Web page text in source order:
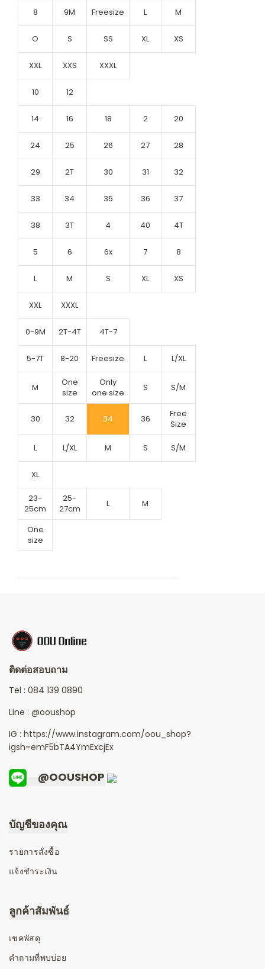
8 9M Freesize L M
O S SS XL XS
XXL XXS XXXL
10 12
14 16 18 2 20
24 25 26 27 28
29 2T 30 31 32
33 34 35 36 37
38 3T 4 40 4T
5 6 6x 7 8
L M S XL XS
XXL XXXL
0-9M 2T-4T 4T-7
5-7T 8-20 Freesize L L/XL
M
One
size
Only
one size
S S/M
30 32 34 36
Free
Size
L L/XL M S S/M
XL
23-
25cm
25-
27cm
L M
One
size
ติดต่อสอบถาม
Tel : 084 139 0890
Line : @ooushop
IG : https://www.instagram.com/oou_shop?
igsh=emF5bTA4YmExcjEx
@OOUSHOP
บัญชีของคุณ
รายการสั่งซื้อ
แจ้งชำระเงิน
ลูกค้าสัมพันธ์
เชคพัสดุ
คำถามที่พบบ่อย